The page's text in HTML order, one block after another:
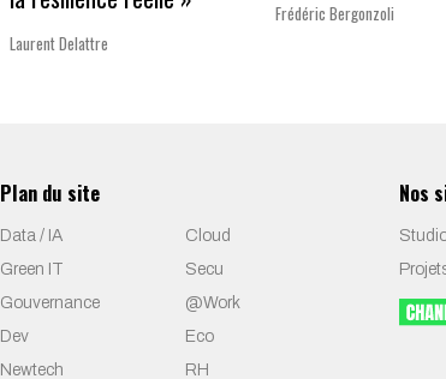
Laurent Delattre
Frédéric Bergonzoli
Plan du site
Data / IA
Cloud
Green IT
Secu
Gouvernance
@Work
Dev
Eco
Newtech
RH
Nos